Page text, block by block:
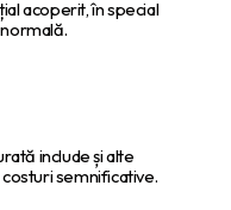
acoperit, în special
include și alte
semnificative.